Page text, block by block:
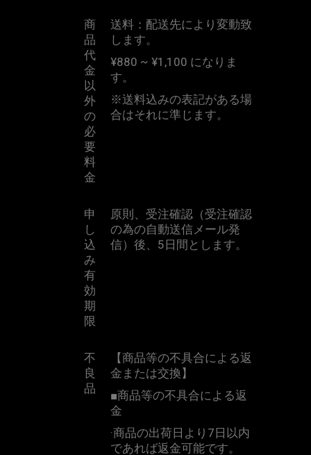
商
品
代
金
以
外
の
必
要
料
金
送料：配送先により変動致
します。
¥880 ~ ¥1,100 になりま
す。
※送料込みの表記がある場
合はそれに準じます。
申
し
込
み
有
効
期
限
原則、受注確認（受注確認
の為の自動送信メール発
信）後、 5 日間とします。
不
良
品
【商品等の不具合による返
金または交換】
■商品等の不具合による返
金
·商品の出荷日より 7 日以内
であれば返金可能です。